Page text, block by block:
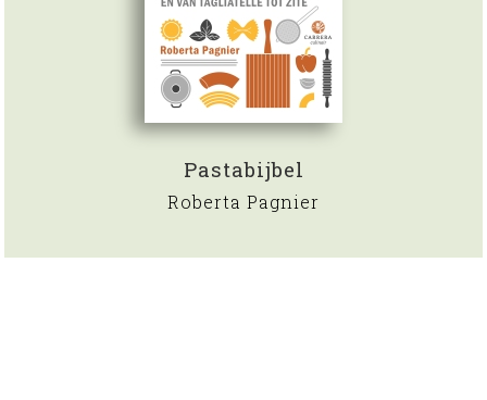
Pastabijbel
Roberta Pagnier